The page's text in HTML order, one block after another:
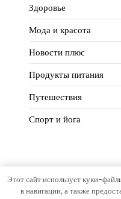
Здоровье
Мода и красота
Новости плюс
Продукты питания
Путешествия
Спорт и йога
Copyright © 2026
Этот сайт использует куки-
в навигации, а также